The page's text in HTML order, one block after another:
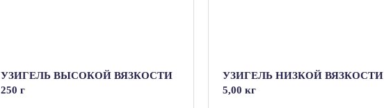
УЗИГЕЛЬ ВЫСОКОЙ ВЯЗКОСТИ
250 г
УЗИГЕЛЬ НИЗКОЙ ВЯЗКОСТИ
5,00 кг